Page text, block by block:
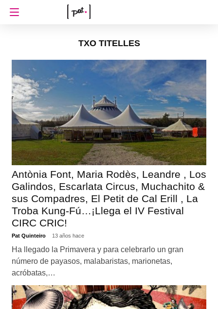
TXO TITELLES
Antònia Font, Maria Rodès, Leandre , Los
Galindos, Escarlata Circus, Muchachito &
sus Compadres, El Petit de Cal Erill , La
Troba Kung-Fú…¡Llega el IV Festival
CIRC CRIC!
Pat Quinteiro 13 años hace
Ha llegado la Primavera y para celebrarlo un gran
número de payasos, malabaristas, marionetas,
acróbatas,…